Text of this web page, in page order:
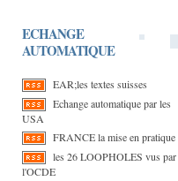
ECHANGE
AUTOMATIQUE
EAR;les textes suisses
Echange automatique par les
USA
FRANCE la mise en pratique
les 26 LOOPHOLES vus par
l'OCDE